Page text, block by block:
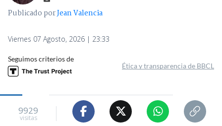
Publicado porJean Valencia
Viernes 07 Agosto, 2026 | 23:33
Seguimos criterios de
Ética y transparencia de BBCL
9929
visitas